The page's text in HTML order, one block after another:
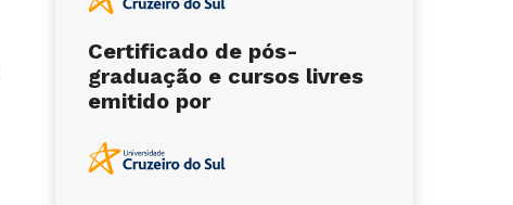
Certificado de pós-
graduação e cursos livres
emitido por